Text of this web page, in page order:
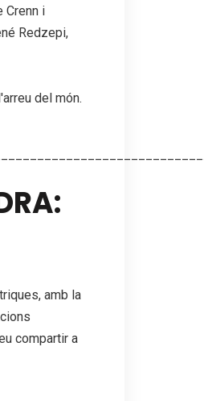
Crenn i
Redzepi,
del món.
amb la
compartir a